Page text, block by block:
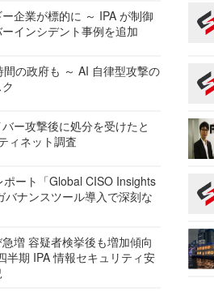
企業が標的に ～ IPA が制御
インシデント事例を追加
の政府も ～ AI 自律型攻撃の
ー攻撃後に処分を受けたと
ィネット調査
ート「Global CISO Insights
ナンスツール導入で深刻な
急増 容疑者検挙後も増加傾向
半期 IPA 情報セキュリティ安